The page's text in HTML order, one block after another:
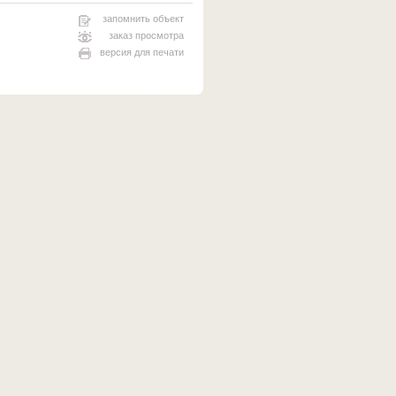
запомнить объект
заказ просмотра
версия для печати